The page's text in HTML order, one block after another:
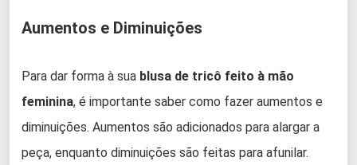
Aumentos e Diminuições
Para dar forma à sua blusa de tricô feito à mão
feminina, é importante saber como fazer aumentos e
diminuições. Aumentos são adicionados para alargar a
peça, enquanto diminuições são feitas para afunilar.